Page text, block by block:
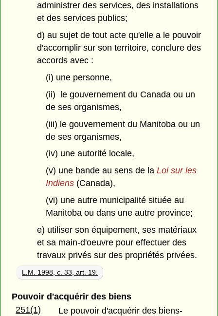
administrer des services, des installations
et des services publics;
d) au sujet de tout acte qu'elle a le pouvoir
d'accomplir sur son territoire, conclure des
accords avec :
(i) une personne,
(ii) le gouvernement du Canada ou un
de ses organismes,
(iii) le gouvernement du Manitoba ou un
de ses organismes,
(iv) une autorité locale,
(v) une bande au sens de la Loi sur les
Indiens (Canada),
(vi) une autre municipalité située au
Manitoba ou dans une autre province;
e) utiliser son équipement, ses matériaux
et sa main-d'oeuvre pour effectuer des
travaux privés sur des propriétés privées.
L.M. 1998, c. 33, art. 19.
Pouvoir d'acquérir des biens
251(1)
Le pouvoir d'acquérir des biens-